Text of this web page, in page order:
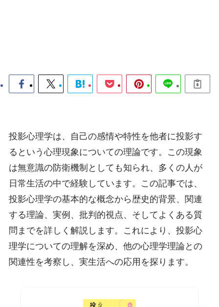
投影心理学は、自己の感情や特性を他者に投影す
るという心理現象についての理論です。この現象
は無意識の防衛機制としても知られ、多くの人が
日常生活の中で経験しています。この記事では、
投影心理学の基本的な概念から歴史的背景、関連
する理論、実例、批判的視点、そしてよくある質
問までを詳しく解説します。これにより、投影心
理学についての理解を深め、他の心理学理論との
関連性を考察し、実生活への応用を探ります。